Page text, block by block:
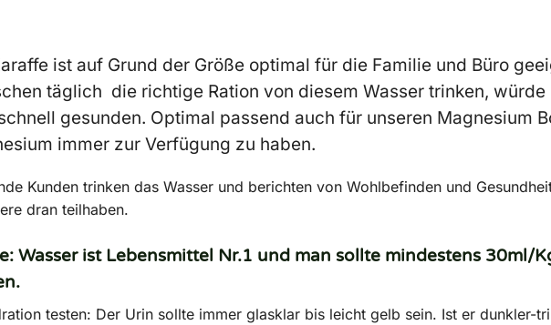
ist auf Grund der Größe optimal für die Familie und Büro
täglich die richtige Ration von diesem Wasser trinken, würde
gesunden. Optimal passend auch für unseren Magnesium
immer zur Verfügung zu haben.
Kunden trinken das Wasser und berichten von Wohlbefinden und
dran teilhaben.
Wasser ist Lebensmittel Nr.1 und man sollte mindestens 30ml/
testen: Der Urin sollte immer glasklar bis leicht gelb sein. Ist er dunkler-